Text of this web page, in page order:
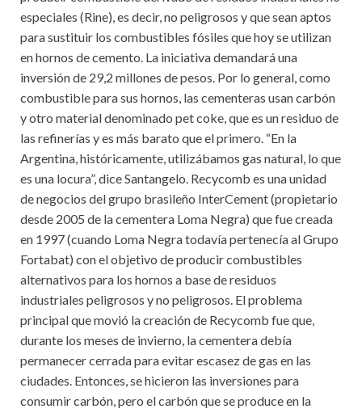
especiales (Rine), es decir, no peligrosos y que sean aptos
para sustituir los combustibles fósiles que hoy se utilizan
en hornos de cemento. La iniciativa demandará una
inversión de 29,2 millones de pesos. Por lo general, como
combustible para sus hornos, las cementeras usan carbón
y otro material denominado pet coke, que es un residuo de
las refinerías y es más barato que el primero. “En la
Argentina, históricamente, utilizábamos gas natural, lo que
es una locura”, dice Santangelo. Recycomb es una unidad
de negocios del grupo brasileño InterCement (propietario
desde 2005 de la cementera Loma Negra) que fue creada
en 1997 (cuando Loma Negra todavía pertenecía al Grupo
Fortabat) con el objetivo de producir combustibles
alternativos para los hornos a base de residuos
industriales peligrosos y no peligrosos. El problema
principal que movió la creación de Recycomb fue que,
durante los meses de invierno, la cementera debía
permanecer cerrada para evitar escasez de gas en las
ciudades. Entonces, se hicieron las inversiones para
consumir carbón, pero el carbón que se produce en la